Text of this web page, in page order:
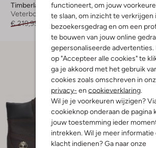
functioneert, om jouw
te slaan, om inzicht te verkrijgen
bezoekersgedrag en om een
te bouwen van jouw online
gepersonaliseerde advertenties.
op "Accepteer alle cookies" te
ga je akkoord met het gebruik
cookies zoals omschreven in
privacy- en cookieverklaring.
Wil je je voorkeuren wijzigen?
cookieknop onderaan de pagina
jouw toestemming ieder
intrekken. Wil je meer informatie
klacht indienen? Ga naar onze
Timberland
Veterboots
€ 219,95
€ 109,99
Boots
€ 199,95